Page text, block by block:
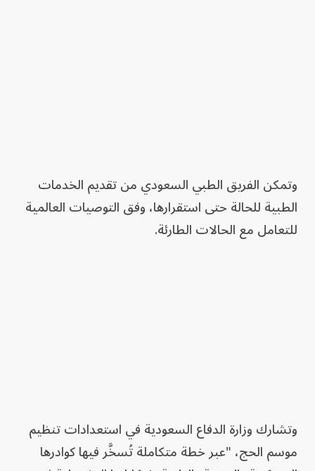
وتمكن الفريق الطبي السعودي من تقديم الخدمات
الطبية للحالة حتى استقرارها، وفق التوصيات العالمية
للتعامل مع الحالات الطارئة.
وتشارك وزارة الدفاع السعودية في استعدادات تنظيم
موسم الحج، "عبر خطة متكاملة تُسخَّر فيها كوادرها